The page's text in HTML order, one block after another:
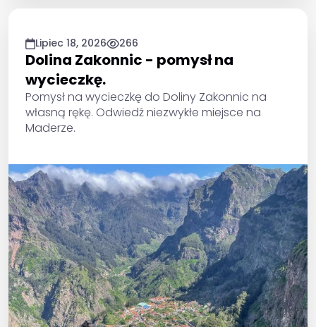
Lipiec 18, 2026 266
Dolina Zakonnic - pomysł na
wycieczkę.
Pomysł na wycieczkę do Doliny Zakonnic na
własną rękę. Odwiedź niezwykłe miejsce na
Maderze.